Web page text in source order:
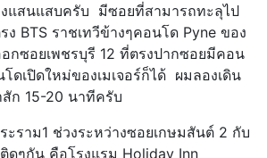
แสนแสบครับ มีซอยที่สามารถทะลุไป
BTS ราชเทวีข้างๆคอนโด Pyne ของ
กซอยเพชรบุรี 12 ที่ตรงปากซอยมีคอน
ดเปิดใหม่ของเมเจอร์ก็ได้ ผมลองเดิน
สัก 15-20 นาทีครับ
ราม1 ช่วงระหว่างซอยเกษมสันต์ 2 กับ
ดๆกัน คือโรงแรม Holiday Inn